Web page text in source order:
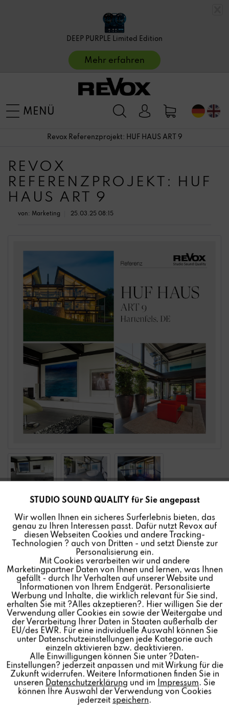
DEEP PURPLE Limited Edition
Mehr erfahren
MENÜ
Revox Referenzprojekt: HUF HAUS ART 9
REVOX
REFERENZPROJEKT: HUF
HAUS ART 9
von: Marketing 25.03.25 08:15
Ansatz. Ein Haus, inszeniert in den vier Elementen Feuer,
Wasser, Erde und Luft, das mit allen Sinnen erlebbar
wird – so präsentiert sich das einzigartige Vier-
Elemente-Haus im HUF Dorf in Hartenfels.
Dieses Fachwerkhaus bietet eine zentrale Bedieneinheit,
die alle technischen Prozesse des Hauses
zusammenfasst und kombiniert steuerbar macht. Frei
nach dem Motto „keep it simple” wird an einem
Touchpanel programmiert und zentral reguliert. Auch
das Musiksystem kann so gesteuert werden und schafft
schnell und ganz einfach das gewünschte Ambiente.
„Bei HUF HAUS entscheidet die Qualität und das
erlebbare Besondere. Für unsere Kunden und Bewohner
erstellen wir einzigartige, individuelle Häuser. Deshalb
Funktionale Aktiv
Marketing Inaktiv
Tracking Inaktiv
Personalisierung Inaktiv
Service Inaktiv
STUDIO SOUND QUALITY für Sie angepasst
Wir wollen Ihnen ein sicheres Surferlebnis bieten, das
genau zu Ihren Interessen passt. Dafür nutzt Revox auf
diesen Webseiten Cookies und andere Tracking-
Technologien ? auch von Dritten - und setzt Dienste zur
Personalisierung ein.
Mit Cookies verarbeiten wir und andere
Marketingpartner Daten von Ihnen und lernen, was Ihnen
gefällt - durch Ihr Verhalten auf unserer Website und
Informationen von Ihrem Endgerät. Personalisierte
Werbung und Inhalte, die wirklich relevant für Sie sind,
erhalten Sie mit ?Alles akzeptieren?. Hier willigen Sie der
Verwendung aller Cookies ein sowie der Weitergabe und
der Verarbeitung Ihrer Daten in Staaten außerhalb der
EU/des EWR. Für eine individuelle Auswahl können Sie
unter Datenschutzeinstellungen jede Kategorie auch
einzeln aktivieren bzw. deaktivieren.
Alle Einwilligungen können Sie unter ?Daten-
Einstellungen? jederzeit anpassen und mit Wirkung für die
Zukunft widerrufen. Weitere Informationen finden Sie in
unseren Datenschutzerklärung und im Impressum. Sie
können Ihre Auswahl der Verwendung von Cookies
jederzeit speichern.